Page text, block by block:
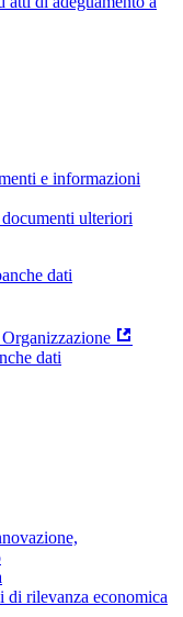
e informazioni
ulteriori
dati
dati
di rilevanza economica